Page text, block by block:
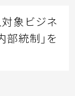
象ビジネ
統制」を